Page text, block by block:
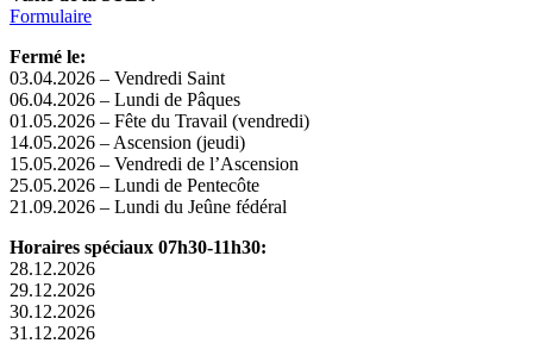
Formulaire
Fermé le:
03.04.2026 – Vendredi Saint
06.04.2026 – Lundi de Pâques
01.05.2026 – Fête du Travail (vendredi)
14.05.2026 – Ascension (jeudi)
15.05.2026 – Vendredi de l’Ascension
25.05.2026 – Lundi de Pentecôte
21.09.2026 – Lundi du Jeûne fédéral
Horaires spéciaux 07h30-11h30:
28.12.2026
29.12.2026
30.12.2026
31.12.2026